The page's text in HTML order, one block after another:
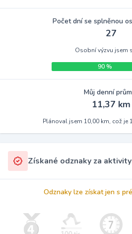
Počet dní se splněnou
27
Osobní výzvu jsem
90 %
Můj denní
11,37 km
Plánoval jsem 10,00 km, což je
Získané odznaky za aktivity
Odznaky lze získat jen s